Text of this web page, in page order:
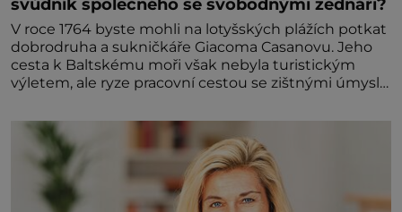
V roce 1764 byste mohli na lotyšských plážích potkat
dobrodruha a sukničkáře Giacoma Casanovu. Jeho
cesta k Baltskému moři však nebyla turistickým
výletem, ale ryze pracovní cestou se zištnými úmysly.
procházel uličkami lotyšské Rigy? Casanova v Pobaltí
kontaktoval tamní zednářské lóže. Nebyl v této
oblasti žádným nováčkem, protože do zednářské